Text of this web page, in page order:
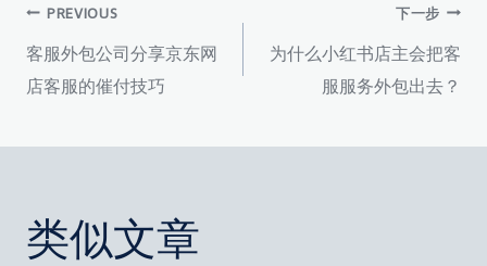
文
章
导
航
PREVIOUS
客服外包公司分享京东网
店客服的催付技巧
下一步
为什么小红书店主会把客
服服务外包出去？
类似文章